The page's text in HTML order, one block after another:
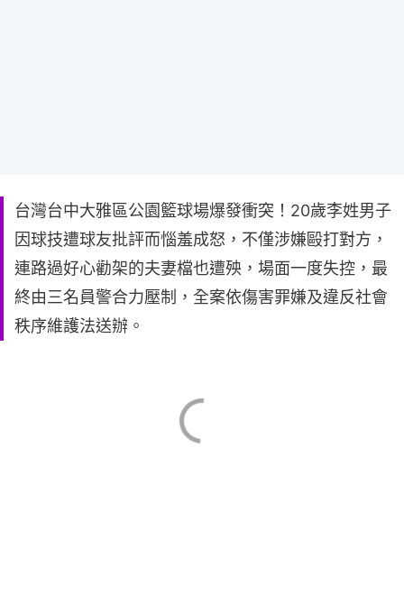
台灣台中大雅區公園籃球場爆發衝突！20歲李姓男子
因球技遭球友批評而惱羞成怒，不僅涉嫌毆打對方，
連路過好心勸架的夫妻檔也遭殃，場面一度失控，最
終由三名員警合力壓制，全案依傷害罪嫌及違反社會
秩序維護法送辦。